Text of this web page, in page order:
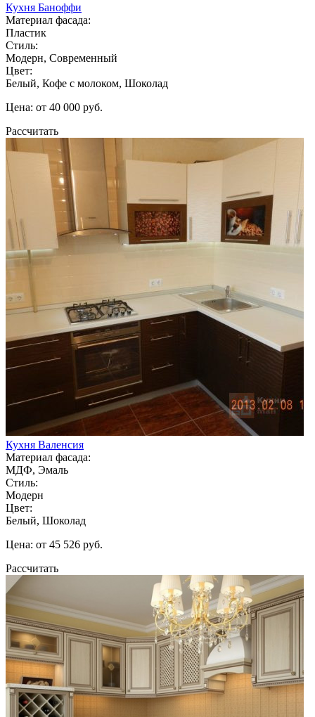
Кухня Баноффи
Материал фасада:
Пластик
Стиль:
Модерн, Современный
Цвет:
Белый, Кофе с молоком, Шоколад
Цена: от 40 000 руб.
Рассчитать
Кухня Валенсия
Материал фасада:
МДФ, Эмаль
Стиль:
Модерн
Цвет:
Белый, Шоколад
Цена: от 45 526 руб.
Рассчитать